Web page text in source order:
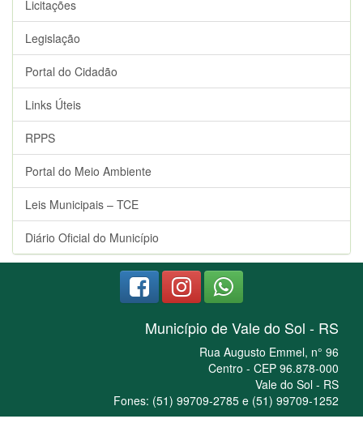
Licitações
Legislação
Portal do Cidadão
Links Úteis
RPPS
Portal do Meio Ambiente
Leis Municipais – TCE
Diário Oficial do Município
Município de Vale do Sol - RS
Rua Augusto Emmel, n° 96
Centro - CEP 96.878-000
Vale do Sol - RS
Fones: (51) 99709-2785 e (51) 99709-1252